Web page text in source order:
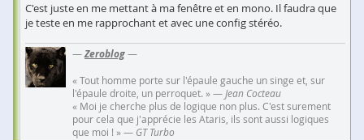
C'est juste en me mettant à ma fenêtre et en mono. Il faudra que
je teste en me rapprochant et avec une config stéréo.
—Zeroblog—
« Tout homme porte sur l'épaule gauche un singe et, sur
l'épaule droite, un perroquet. » —Jean Cocteau
« Moi je cherche plus de logique non plus. C'est surement
pour cela que j'apprécie les Ataris, ils sont aussi logiques
que moi ! » — GT Turbo